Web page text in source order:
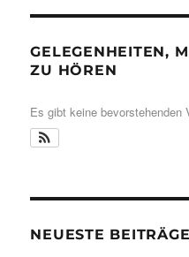
GELEGENHEITEN,
ZU HÖREN
Es gibt keine bevorstehenden
NEUESTE BEITRÄGE